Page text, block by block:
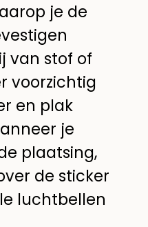
je de
van stof of
voorzichtig
en plak
je
plaatsing,
de sticker
luchtbellen